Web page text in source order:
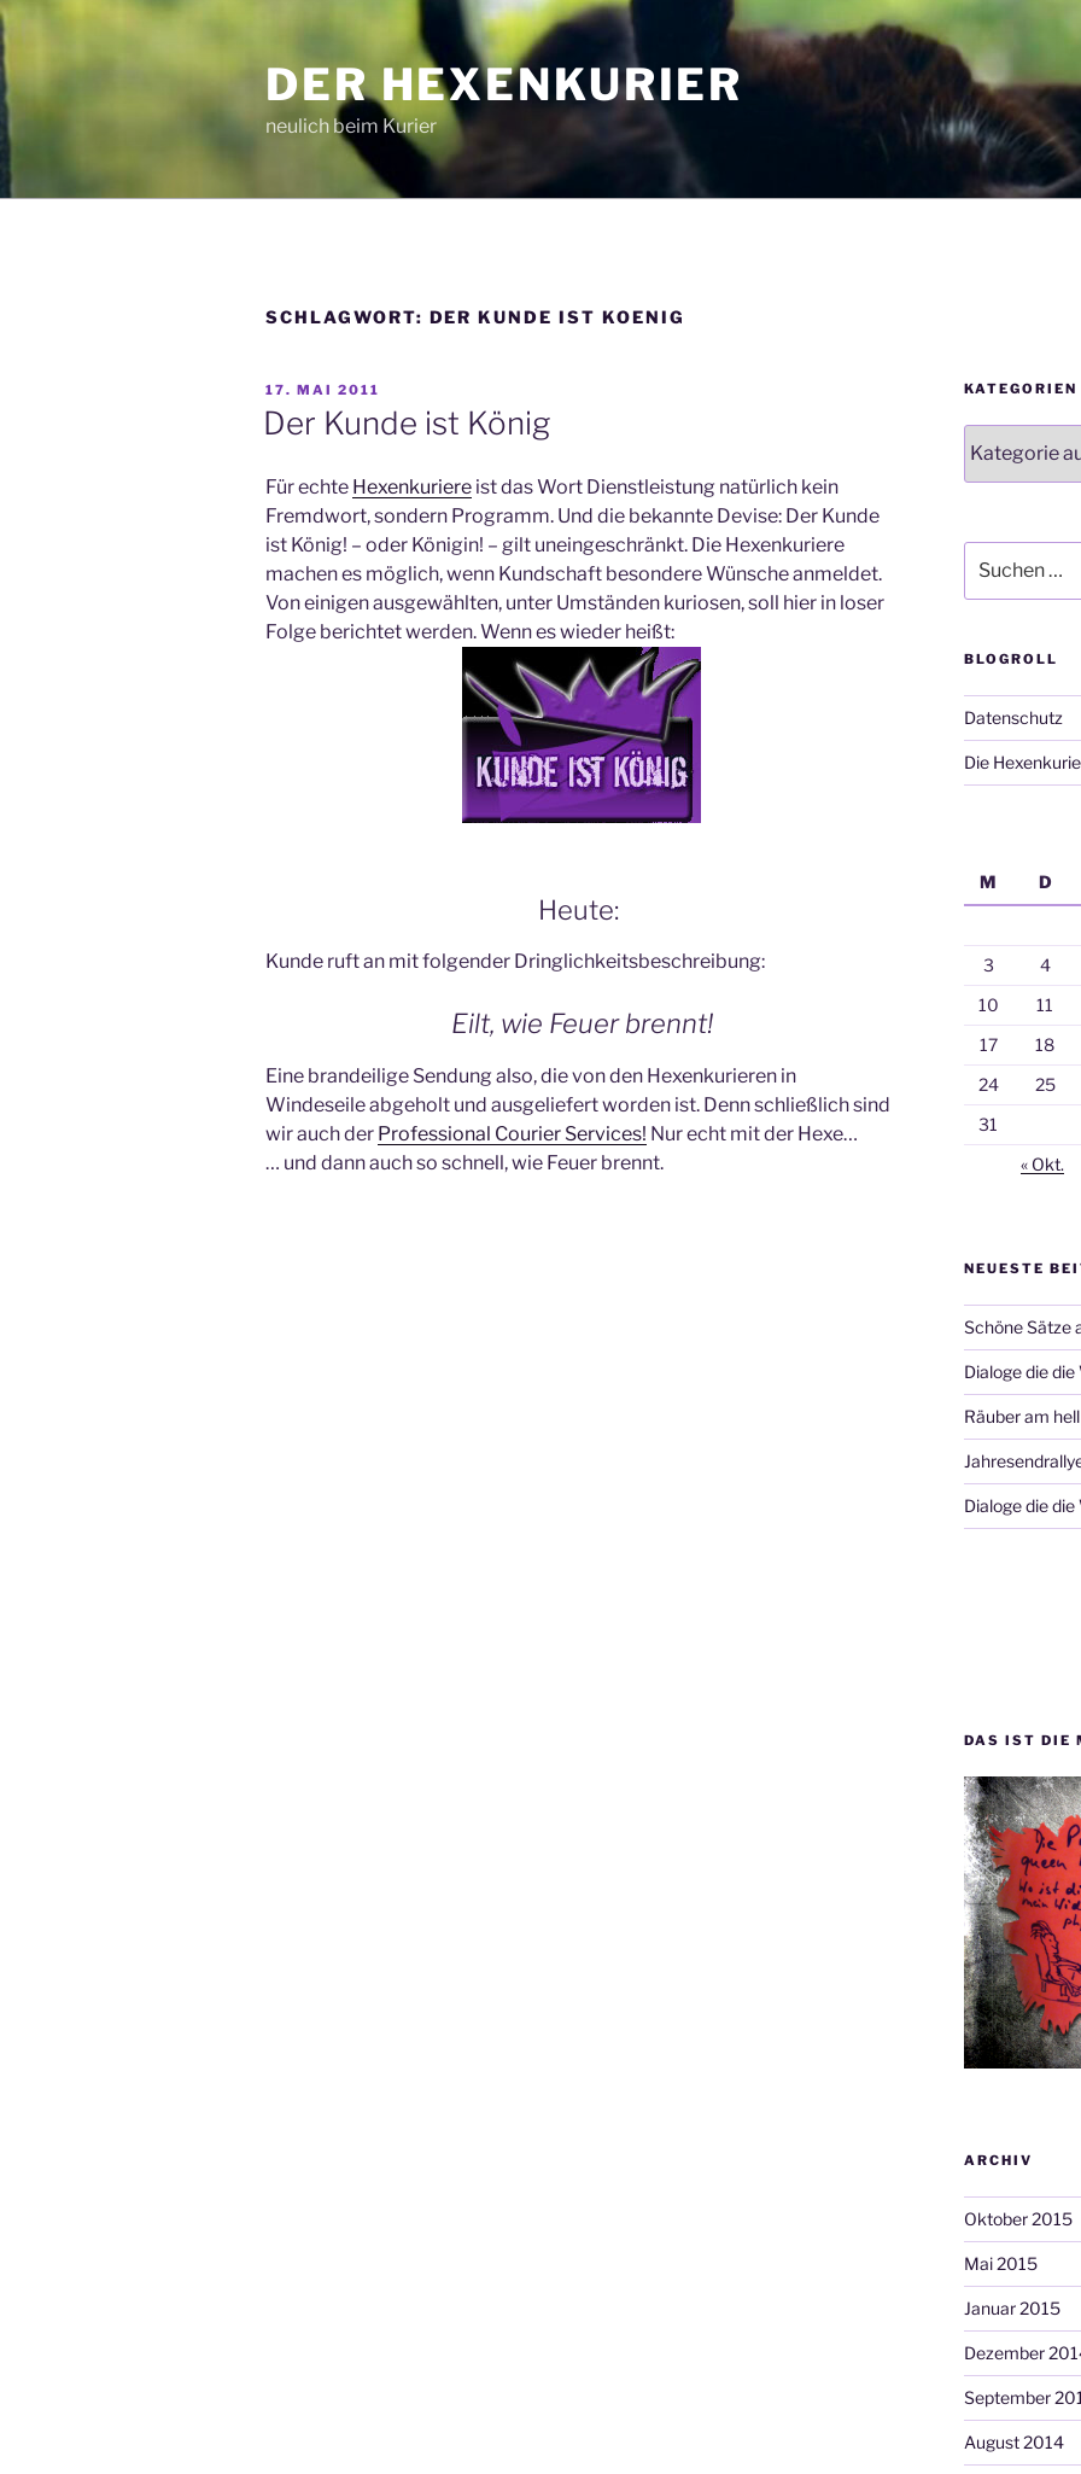
Zum
Inhalt
springen
DER HEXENKURIER
neulich beim Kurier
SCHLAGWORT: DER KUNDE IST KOENIG
VERÖFFENTLICHT
AM
17. MAI 2011
Der Kunde ist König
Für echte Hexenkuriere ist das Wort Dienstleistung natürlich kein
Fremdwort, sondern Programm. Und die bekannte Devise: Der Kunde
ist König! – oder Königin! – gilt uneingeschränkt. Die Hexenkuriere
machen es möglich, wenn Kundschaft besondere Wünsche anmeldet.
Von einigen ausgewählten, unter Umständen kuriosen, soll hier in loser
Folge berichtet werden. Wenn es wieder heißt:
Heute:
Kunde ruft an mit folgender Dringlichkeitsbeschreibung:
Eilt, wie Feuer brennt!
Eine brandeilige Sendung also, die von den Hexenkurieren in
Windeseile abgeholt und ausgeliefert worden ist. Denn schließlich sind
wir auch der Professional Courier Services! Nur echt mit der Hexe…
… und dann auch so schnell, wie Feuer brennt.
KATEGORIEN
nach:
BLOGROLL
Datenschutz
Die
M D
3
4
10
11
17
18
24
25
31
« Okt.
NEUESTE
Schöne Sätze
Dialoge die
Räuber am
Dialoge die
DAS IST DIE
ARCHIV
Oktober 2015
Mai 2015
Januar 2015
Dezember
September
August 2014